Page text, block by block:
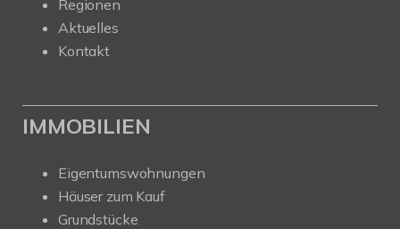
Regionen
Aktuelles
Kontakt
IMMOBILIEN
Eigentumswohnungen
Häuser zum Kauf
Grundstücke